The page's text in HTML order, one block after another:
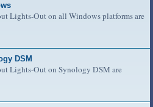
Lights-Out on all Windows platforms are
DSM
Lights-Out on Synology DSM are